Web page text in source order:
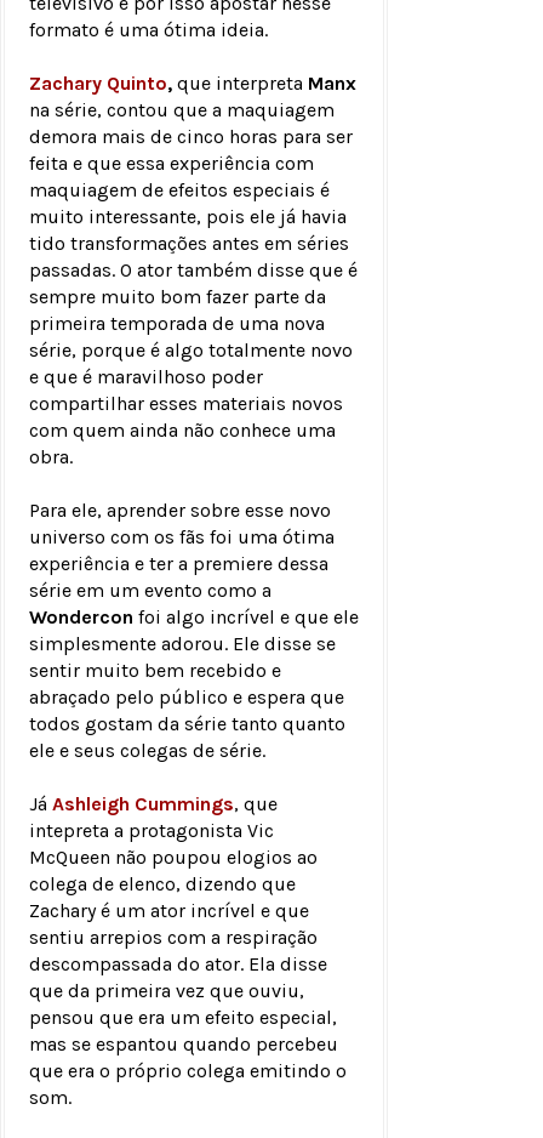
formato é uma ótima ideia.
Zachary Quinto, que interpreta Manx
na série, contou que a maquiagem
demora mais de cinco horas para ser
feita e que essa experiência com
maquiagem de efeitos especiais é
muito interessante, pois ele já havia
tido transformações antes em séries
passadas. O ator também disse que é
sempre muito bom fazer parte da
primeira temporada de uma nova
série, porque é algo totalmente novo
e que é maravilhoso poder
compartilhar esses materiais novos
com quem ainda não conhece uma
obra.
Para ele, aprender sobre esse novo
universo com os fãs foi uma ótima
experiência e ter a premiere dessa
série em um evento como a
Wondercon foi algo incrível e que ele
simplesmente adorou. Ele disse se
sentir muito bem recebido e
abraçado pelo público e espera que
todos gostam da série tanto quanto
ele e seus colegas de série.
Já Ashleigh Cummings, que
intepreta a protagonista Vic
McQueen não poupou elogios ao
colega de elenco, dizendo que
Zachary é um ator incrível e que
sentiu arrepios com a respiração
descompassada do ator. Ela disse
que da primeira vez que ouviu,
pensou que era um efeito especial,
mas se espantou quando percebeu
que era o próprio colega emitindo o
som.